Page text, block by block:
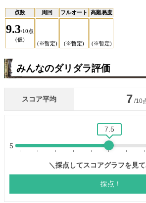
点数 周回 フルオート 高難易度
9.3/10点
(仮)
(※暫定) (※暫定) (※暫定)
みんなのダリダラ評価